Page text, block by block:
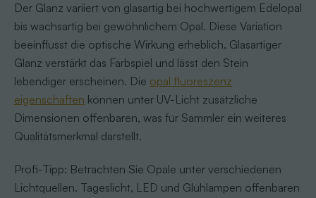
Der Glanz variiert von glasartig bei hochwertigem Edelopal
bis wachsartig bei gewöhnlichem Opal. Diese Variation
beeinflusst die optische Wirkung erheblich. Glasartiger
Glanz verstärkt das Farbspiel und lässt den Stein
lebendiger erscheinen. Die opal fluoreszenz
eigenschaften können unter UV-Licht zusätzliche
Dimensionen offenbaren, was für Sammler ein weiteres
Qualitätsmerkmal darstellt.
Profi-Tipp: Betrachten Sie Opale unter verschiedenen
Lichtquellen. Tageslicht, LED und Glühlampen offenbaren